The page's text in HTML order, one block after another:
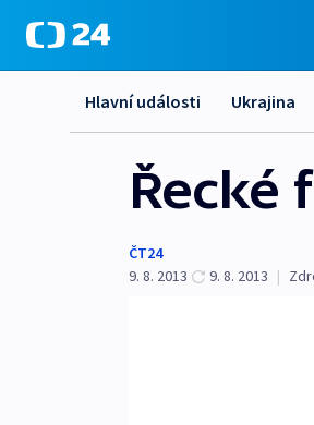
Hlavní události Ukrajina
Řecké
ČT24
9. 8. 2013
9. 8. 2013 |